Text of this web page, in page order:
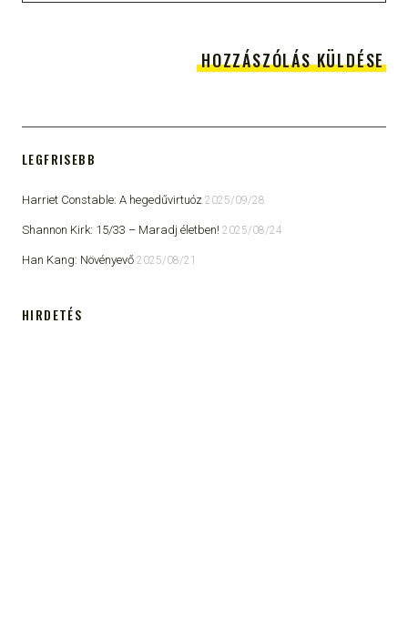
LEGFRISEBB
Harriet Constable: A hegedűvirtuóz 2025/09/28
Shannon Kirk: 15/33 ​– Maradj életben! 2025/08/24
Han Kang: Növényevő 2025/08/21
HIRDETÉS